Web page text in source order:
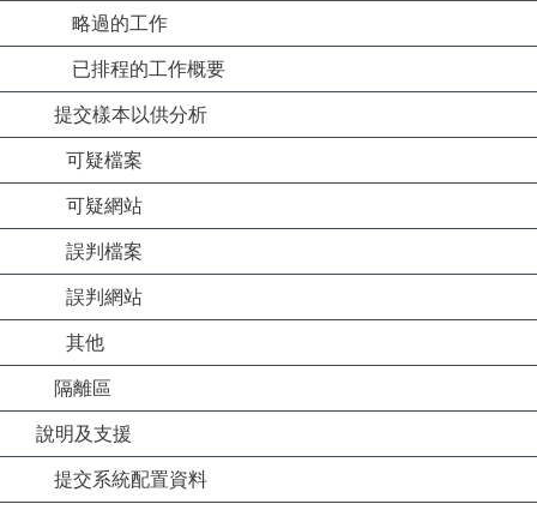
略過的工作
已排程的工作概要
提交樣本以供分析
可疑檔案
可疑網站
誤判檔案
誤判網站
其他
隔離區
說明及支援
提交系統配置資料